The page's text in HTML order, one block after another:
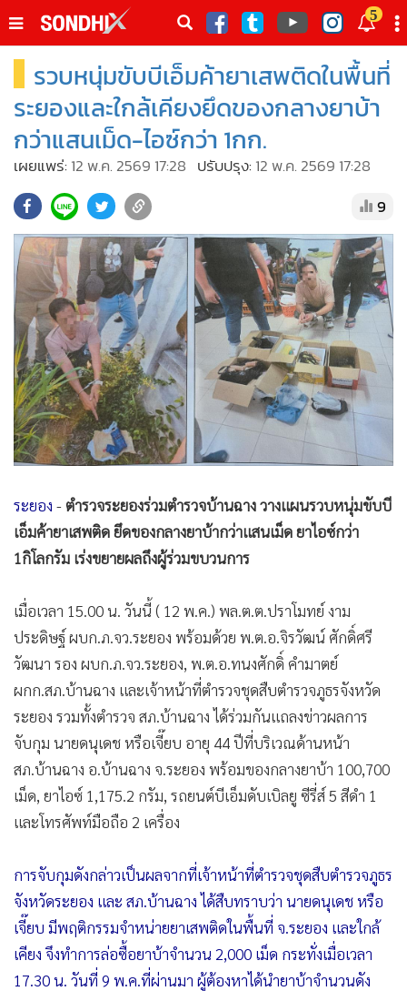
ดต
5
หน้าหลัก
Social
• World Talk
• ผู้เฒ่าเล่าเรื่อง
• ข่าวลึกปมลับ
• Exclusive Health
• ผู้จัดกวน
• น่าสนใจ
• ข่าวอัพเดต
• เศรษฐกิจ-ธุรกิจ
• สังคม-โซเชียล
รวบหนุ่มขับบีเอ็มค้ายาเสพติดในพื้นที่
ระยองและใกล้เคียงยึดของกลางยาบ้า
กว่าแสนเม็ด-ไอซ์กว่า 1กก.
เผยแพร่: 12 พ.ค. 2569 17:28 ปรับปรุง: 12 พ.ค. 2569 17:28
9
ระยอง -ตำรวจระยองร่วมตำรวจบ้านฉาง วางแผนรวบหนุ่มขับบี
เอ็มค้ายาเสพติด ยึดของกลางยาบ้ากว่าแสนเม็ด ยาไอซ์กว่า
1กิโลกรัม เร่งขยายผลถึงผู้ร่วมขบวนการ
เมื่อเวลา 15.00 น. วันนี้ ( 12 พ.ค.) พล.ต.ต.ปราโมทย์ งาม
ประดิษฐ์ ผบก.ภ.จว.ระยอง พร้อมด้วย พ.ต.อ.จิรวัฒน์ ศักดิ์ศรี
วัฒนา รอง ผบก.ภ.จว.ระยอง, พ.ต.อ.ทนงศักดิ์ คำมาตย์
ผกก.สภ.บ้านฉาง และเจ้าหน้าที่ตำรวจชุดสืบตำรวจภูธรจังหวัด
ระยอง รวมทั้งตำรวจ สภ.บ้านฉาง ได้ร่วมกันแถลงข่าวผลการ
จับกุม นายดนุเดช หรือเจี๊ยบ อายุ 44 ปีที่บริเวณด้านหน้า
สภ.บ้านฉาง อ.บ้านฉาง จ.ระยอง พร้อมของกลางยาบ้า 100,700
เม็ด, ยาไอซ์ 1,175.2 กรัม, รถยนต์บีเอ็มดับเบิลยู ซีรี่ส์ 5 สีดำ 1
และโทรศัพท์มือถือ 2 เครื่อง
การจับกุมดังกล่าวเป็นผลจากที่เจ้าหน้าที่ตำรวจชุดสืบตำรวจภูธร
จังหวัดระยอง และ สภ.บ้านฉาง ได้สืบทราบว่า นายดนุเดช หรือ
เจี๊ยบ มีพฤติกรรมจำหน่ายยาเสพติดในพื้นที่ จ.ระยอง และใกล้
เคียง จึงทำการล่อซื้อยาบ้าจำนวน 2,000 เม็ด กระทั่งเมื่อเวลา
17.30 น. วันที่ 9 พ.ค.ที่ผ่านมา ผู้ต้องหาได้นำยาบ้าจำนวนดัง